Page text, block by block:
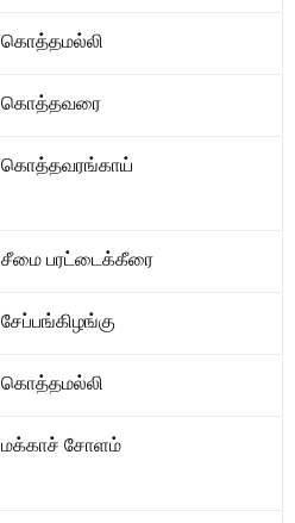
கொத்தமல்லி
கொத்தவரை
கொத்தவரங்காய்
சீமை பரட்டைக்கீரை
சேப்பங்கிழங்கு
கொத்தமல்லி
மக்காச் சோளம்